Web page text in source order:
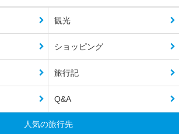
観光
ショッピング
旅行記
Q&A
人気の旅行先